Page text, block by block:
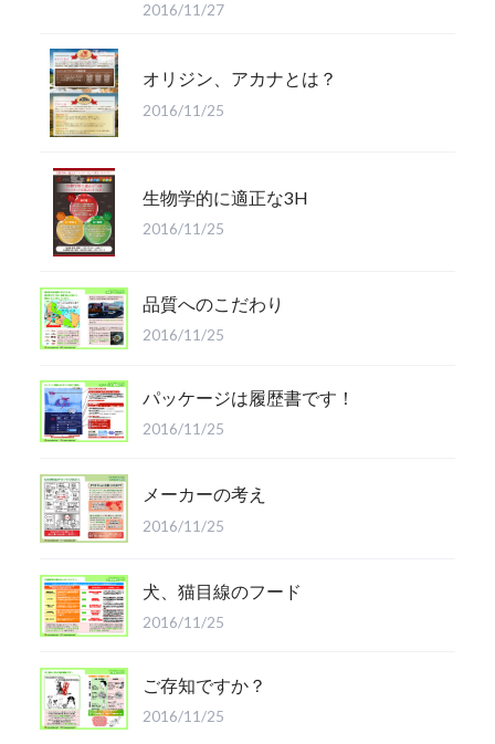
2016/11/27
オリジン、アカナとは？
2016/11/25
生物学的に適正な3H
2016/11/25
品質へのこだわり
2016/11/25
パッケージは履歴書です！
2016/11/25
メーカーの考え
2016/11/25
犬、猫目線のフード
2016/11/25
ご存知ですか？
2016/11/25